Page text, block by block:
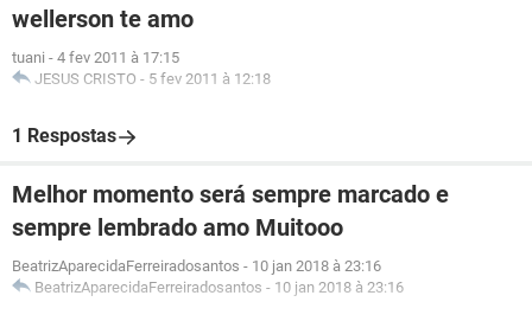
wellerson te amo
tuani - 4 fev 2011 à 17:15
JESUS CRISTO - 5 fev 2011 à 12:18
1 Respostas
Melhor momento será sempre marcado e
sempre lembrado amo Muitooo
BeatrizAparecidaFerreiradosantos - 10 jan 2018 à 23:16
BeatrizAparecidaFerreiradosantos - 10 jan 2018 à 23:16